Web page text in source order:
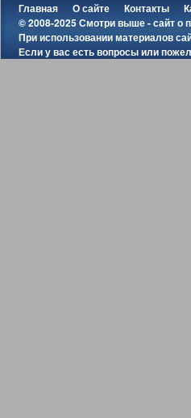
Главная О сайте Контакты
© 2008-2025 Смотри выше - сайт о
При использовании материалов
Если у вас есть вопросы или